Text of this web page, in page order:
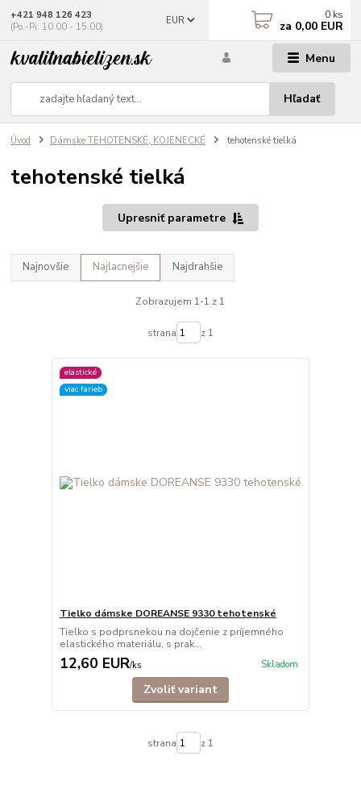
Menu
EUR
Hľadať
+421 948 126 423
(Po.-Pi. 10.00 - 15.00)
0 ks
za 0,00 EUR
Úvod Dámske TEHOTENSKÉ, KOJENECKÉ tehotenské tielká
tehotenské tielká
Upresniť parametre
Najnovšie Najlacnejšie Najdrahšie
Zobrazujem 1-1 z 1
strana z 1
elastické
viac farieb
Tielko dámske DOREANSE 9330 tehotenské
Tielko s podprsnekou na dojčenie z príjemného
elastického materiálu, s prak...
12,60 EUR/ks Skladom
Zvoliť variant
strana z 1